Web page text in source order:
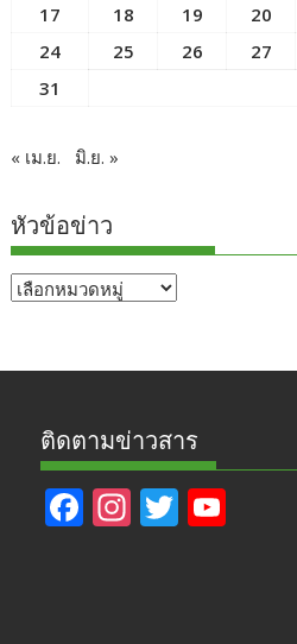
17
18 19 20
24
25 26 27
31
« เม.ย. มิ.ย. »
หัวข้อข่าว
หัวข้อ
ติดตามข่าวสาร
F In T